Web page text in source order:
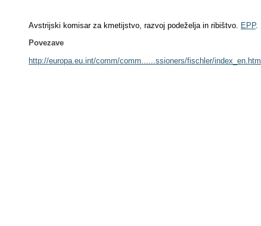
Avstrijski komisar za kmetijstvo, razvoj podeželja in ribištvo. EPP.
Povezave
http://europa.eu.int/comm/comm......ssioners/fischler/index_en.htm